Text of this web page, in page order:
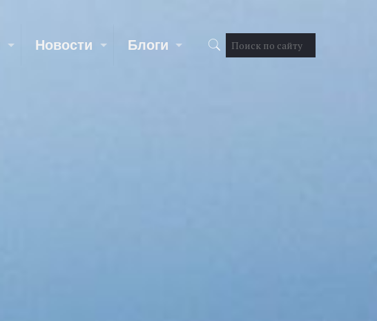
Новости Блоги